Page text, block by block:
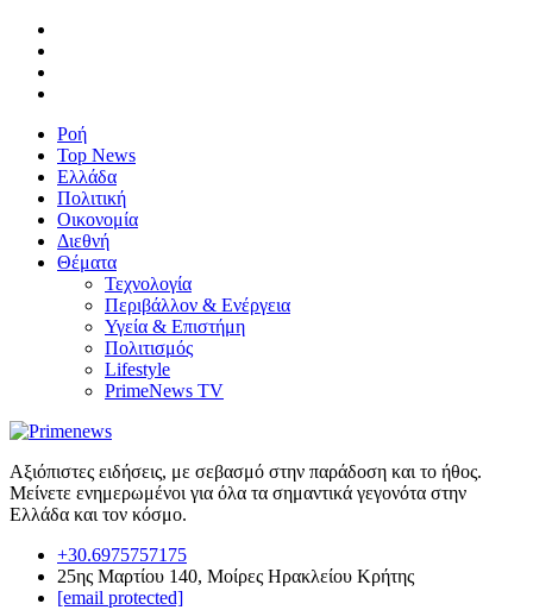
Ροή
Top News
Ελλάδα
Πολιτική
Οικονομία
Διεθνή
Θέματα
Τεχνολογία
Περιβάλλον & Ενέργεια
Υγεία & Επιστήμη
Πολιτισμός
Lifestyle
PrimeNews TV
Αξιόπιστες ειδήσεις, με σεβασμό στην παράδοση και το ήθος.
Μείνετε ενημερωμένοι για όλα τα σημαντικά γεγονότα στην
Ελλάδα και τον κόσμο.
+30.6975757175
25ης Μαρτίου 140, Μοίρες Ηρακλείου Κρήτης
[email protected]